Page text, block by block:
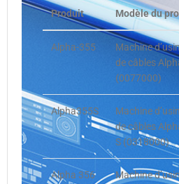
Produit Modèle du
Alpha-355
Machine
de câbles
(0077000)
Alpha355S
Machine
de câbles
S (0318000)
Alpha 356
Machine